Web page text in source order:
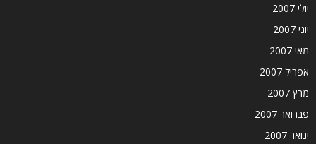
יולי 2007
יוני 2007
מאי 2007
אפריל 2007
מרץ 2007
פברואר 2007
ינואר 2007